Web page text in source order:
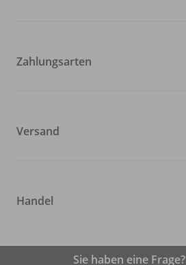
Zahlungsarten
Versand
Handel
Sie haben eine Frage?